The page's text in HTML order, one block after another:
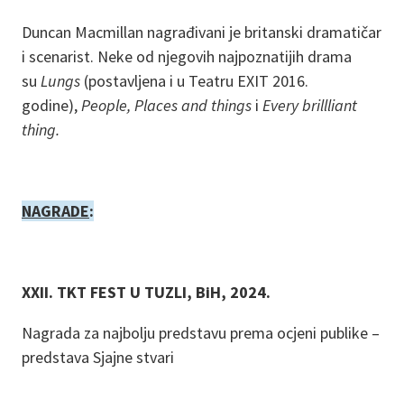
Duncan Macmillan nagrađivani je britanski dramatičar
i scenarist. Neke od njegovih najpoznatijih drama
su Lungs (postavljena i u Teatru EXIT 2016.
godine),People, Places and things i Every brillliant
thing.
NAGRADE:
XXII. TKT FEST U TUZLI, BiH, 2024.
Nagrada za najbolju predstavu prema ocjeni publike –
predstava Sjajne stvari